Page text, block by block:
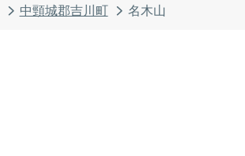
中頸城郡吉川町 名木山